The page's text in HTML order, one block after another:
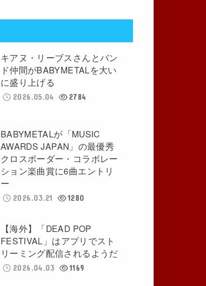
キアヌ・リーブスさんとバン
ド仲間がBABYMETALを大い
に盛り上げる
2026.05.04 2784
BABYMETALが「MUSIC
AWARDS JAPAN」の最優秀
クロスボーダー・コラボレー
ション楽曲賞に6曲エントリ
ー
2026.03.21 1280
【海外】「DEAD POP
FESTIVAL」はアプリでスト
リーミング配信されるようだ
2026.04.03 1169